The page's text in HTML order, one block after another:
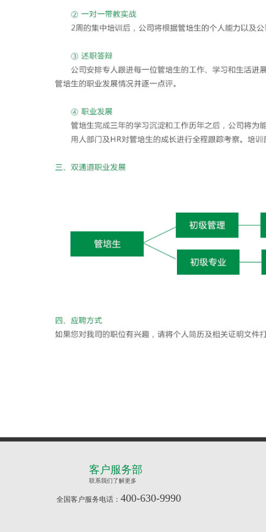
客户服务部
联系我们了解更多
全国客户服务电话： 400-630-9990